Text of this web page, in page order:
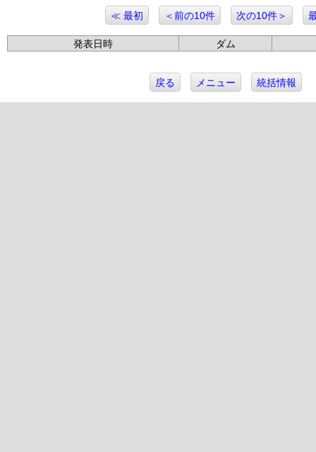
≪ 最初 ＜前の10件 次の10件＞
発表日時 ダム
戻る メニュー 統括情報